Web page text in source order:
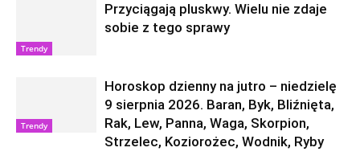
Trendy
Przyciągają pluskwy. Wielu nie zdaje
sobie z tego sprawy
Trendy
Horoskop dzienny na jutro – niedzielę
9 sierpnia 2026. Baran, Byk, Bliźnięta,
Rak, Lew, Panna, Waga, Skorpion,
Strzelec, Koziorożec, Wodnik, Ryby